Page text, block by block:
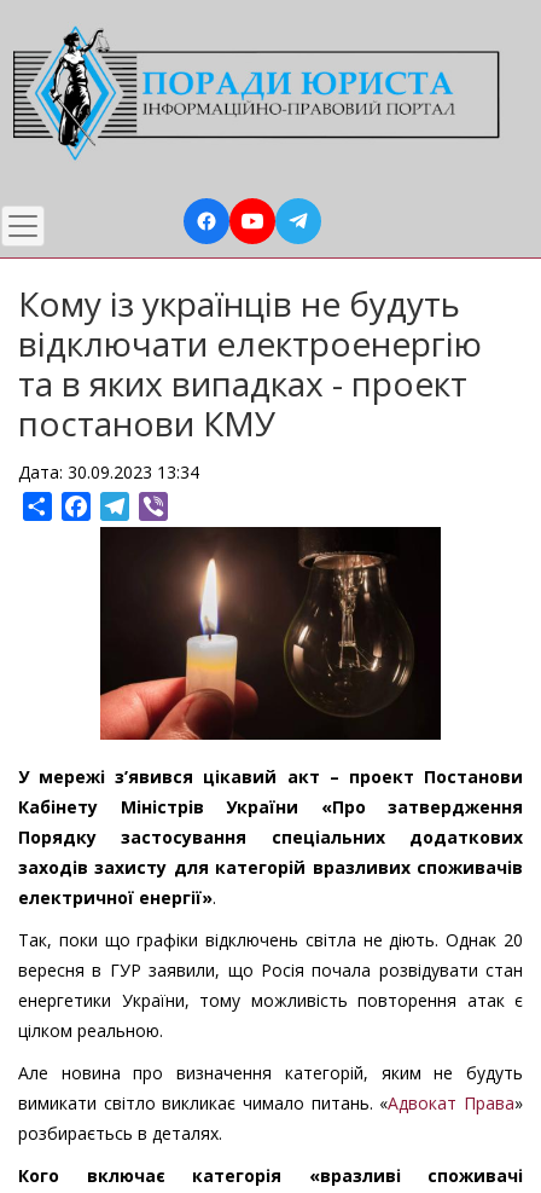
до
основного
вмісту
Кому із українців не будуть
відключати електроенергію
та в яких випадках - проект
постанови КМУ
Дата: 30.09.2023 13:34
ShareFacebookTelegram
У мережі з’явився цікавий акт – проект Постанови
Кабінету Міністрів України «Про затвердження
Порядку застосування спеціальних додаткових
заходів захисту для категорій вразливих споживачів
електричної енергії».
Так, поки що графіки відключень світла не діють. Однак 20
вересня в ГУР заявили, що Росія почала розвідувати стан
енергетики України, тому можливість повторення атак є
цілком реальною.
Але новина про визначення категорій, яким не будуть
вимикати світло викликає чимало питань. «Адвокат Права»
розбираєтьсь в деталях.
Кого включає категорія «вразливі споживачі